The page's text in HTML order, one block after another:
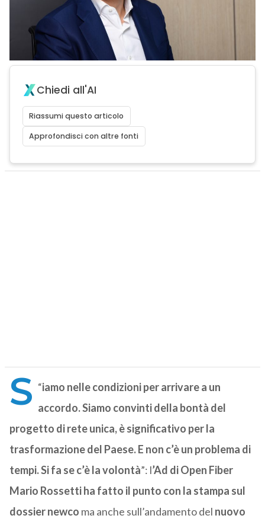
Chiedi all'AI
Riassumi questo articolo
Approfondisci con altre fonti
“
S
iamo nelle condizioni per arrivare a un
accordo. Siamo convinti della bontà del
progetto di rete unica, è significativo per la
trasformazione del Paese. E non c’è un problema di
tempi. Si fa se c’è la volontà”: l’Ad di Open Fiber
Mario Rossetti ha fatto il punto con la stampa sul
dossier newco ma anche sull’andamento del nuovo